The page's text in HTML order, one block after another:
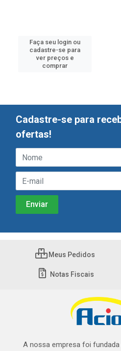
Faça seu login ou
cadastre-se para
ver preços e
comprar
Cadastre-se para
ofertas!
Meus Pedidos
Notas Fiscais
A nossa empresa foi fundada